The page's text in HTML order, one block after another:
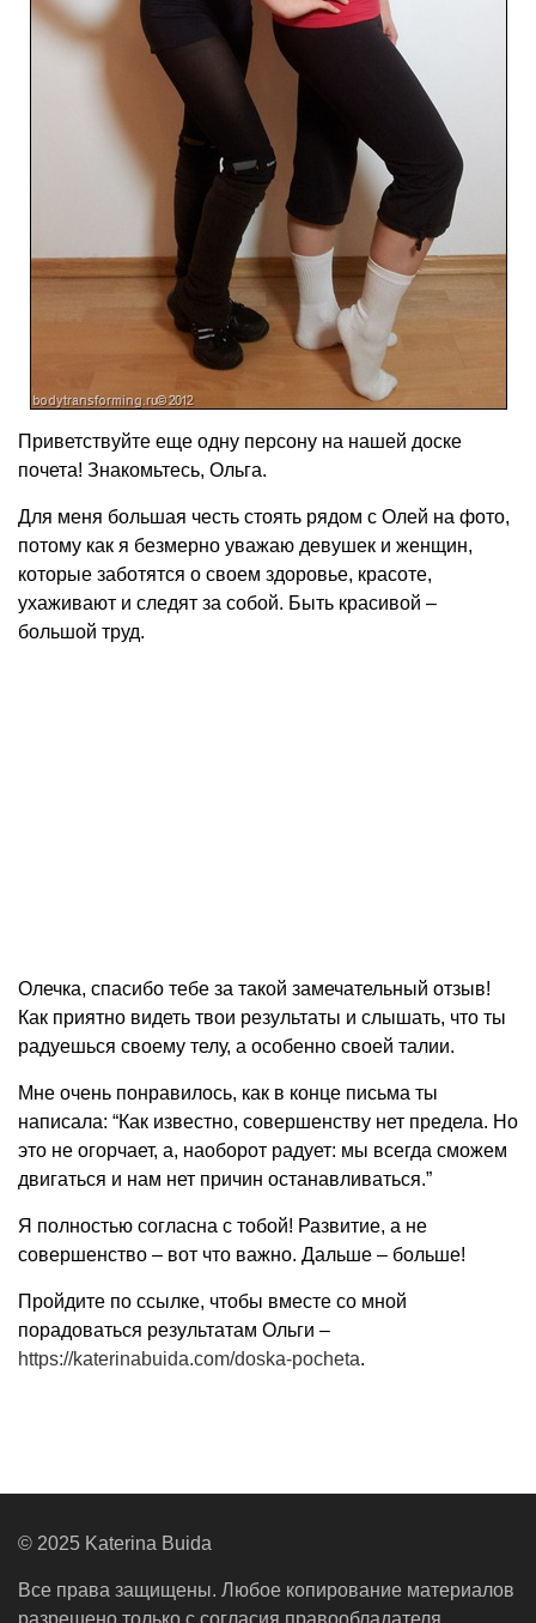
Приветствуйте еще одну персону на нашей доске
почета! Знакомьтесь, Ольга.
Для меня большая честь стоять рядом с Олей на фото,
потому как я безмерно уважаю девушек и женщин,
которые заботятся о своем здоровье, красоте,
ухаживают и следят за собой. Быть красивой –
большой труд.
Олечка, спасибо тебе за такой замечательный отзыв!
Как приятно видеть твои результаты и слышать, что ты
радуешься своему телу, а особенно своей талии.
Мне очень понравилось, как в конце письма ты
написала: “Как известно, совершенству нет предела. Но
это не огорчает, а, наоборот радует: мы всегда сможем
двигаться и нам нет причин останавливаться.”
Я полностью согласна с тобой! Развитие, а не
совершенство – вот что важно. Дальше – больше!
Пройдите по ссылке, чтобы вместе со мной
порадоваться результатам Ольги –
https://katerinabuida.com/doska-pocheta.
© 2025 Katerina Buida
Все права защищены. Любое копирование материалов
разрешено только с согласия правообладателя